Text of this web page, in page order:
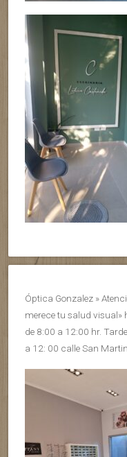
Óptica Gonzalez »
merece tu salud visual»
de 8:00 a 12:00 hr.
a 12: 00 calle San